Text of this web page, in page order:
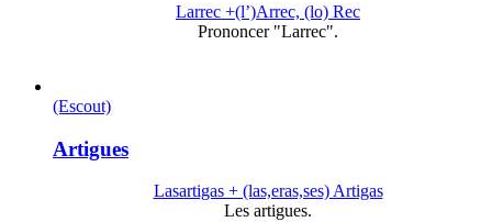
Larrec +(l’)Arrec, (lo) Rec
Prononcer "Larrec".
(Escout)
Artigues
Lasartigas + (las,eras,ses) Artigas
Les artigues.